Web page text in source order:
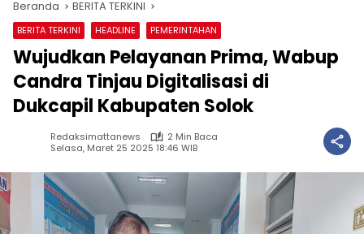
Beranda BERITA TERKINI
BERITA TERKINI HEADLINE PEMERINTAHAN
Wujudkan Pelayanan Prima, Wabup
Candra Tinjau Digitalisasi di
Dukcapil Kabupaten Solok
Redaksimattanews
2 Min Baca
Selasa, Maret 25 2025 18:46 WIB